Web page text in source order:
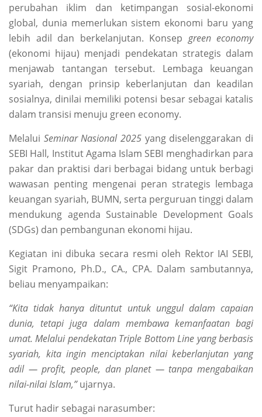
perubahan iklim dan ketimpangan sosial-ekonomi
global, dunia memerlukan sistem ekonomi baru yang
lebih adil dan berkelanjutan. Konsep green economy
(ekonomi hijau) menjadi pendekatan strategis dalam
menjawab tantangan tersebut. Lembaga keuangan
syariah, dengan prinsip keberlanjutan dan keadilan
sosialnya, dinilai memiliki potensi besar sebagai katalis
dalam transisi menuju green economy.
Melalui Seminar Nasional 2025 yang diselenggarakan di
SEBI Hall, Institut Agama Islam SEBI menghadirkan para
pakar dan praktisi dari berbagai bidang untuk berbagi
wawasan penting mengenai peran strategis lembaga
keuangan syariah, BUMN, serta perguruan tinggi dalam
mendukung agenda Sustainable Development Goals
(SDGs) dan pembangunan ekonomi hijau.
Kegiatan ini dibuka secara resmi oleh Rektor IAI SEBI,
Sigit Pramono, Ph.D., CA., CPA. Dalam sambutannya,
beliau menyampaikan:
“Kita tidak hanya dituntut untuk unggul dalam capaian
dunia, tetapi juga dalam membawa kemanfaatan bagi
umat. Melalui pendekatan Triple Bottom Line yang berbasis
syariah, kita ingin menciptakan nilai keberlanjutan yang
adil — profit, people, dan planet — tanpa mengabaikan
nilai-nilai Islam,”ujarnya.
Turut hadir sebagai narasumber: